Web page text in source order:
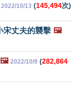
2022/10/13 (145,494次)
宋丈夫的襲擊 🖼️
🖼️ 2022/10/9 (282,864